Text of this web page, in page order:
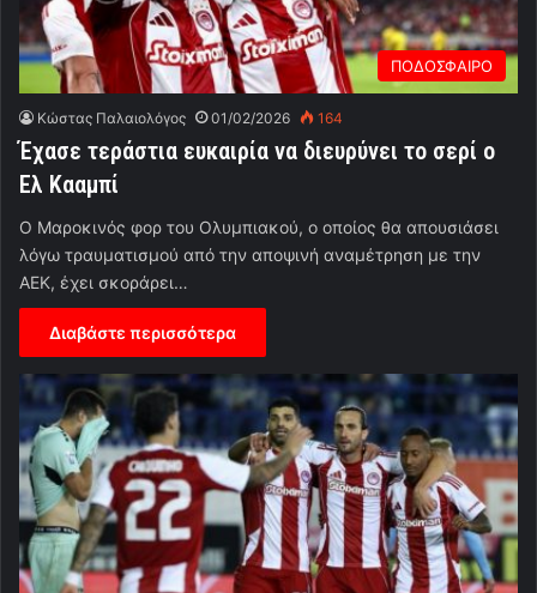
ΠΟΔΟΣΦΑΙΡΟ
Κώστας Παλαιολόγος 01/02/2026 164
Έχασε τεράστια ευκαιρία να διευρύνει το σερί ο
Ελ Κααμπί
Ο Μαροκινός φορ του Ολυμπιακού, ο οποίος θα απουσιάσει
λόγω τραυματισμού από την αποψινή αναμέτρηση με την
ΑΕΚ, έχει σκοράρει…
Διαβάστε περισσότερα